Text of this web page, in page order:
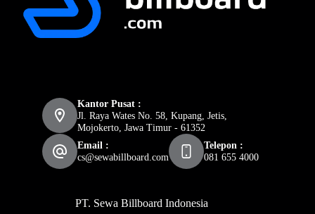
Kantor Pusat :
Jl. Raya Wates No. 58, Kupang, Jetis,
Mojokerto, Jawa Timur - 61352
Email :
cs@sewabillboard.com
Telepon :
081 655 4000
PT. Sewa Billboard Indonesia